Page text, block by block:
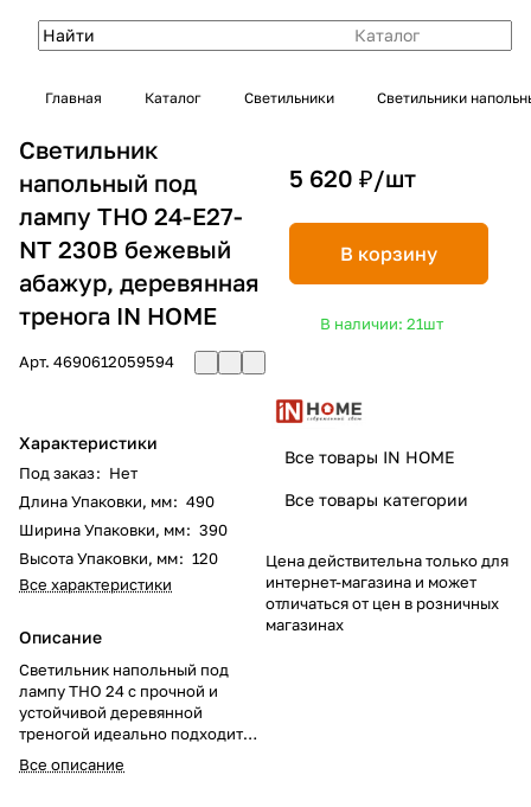
Каталог
Главная Каталог Светильники Светильники
Светильник
напольный под
лампу ТНО 24-Е27-
NT 230В бежевый
абажур, деревянная
тренога IN HOME
Арт. 4690612059594
Характеристики
Под заказ: Нет
Длина Упаковки, мм: 490
Ширина Упаковки, мм: 390
Высота Упаковки, мм: 120
Все характеристики
Описание
Светильник напольный под
лампу ТНО 24 с прочной и
устойчивой деревянной
треногой идеально подходит
для создания уютной
атмосферы в доме или офисе.
Все описание
5 620 ₽/шт
В корзину
В наличии: 21шт
Все товары IN HOME
Все товары категории
Цена действительна только для
интернет-магазина и может
отличаться от цен в розничных
магазинах